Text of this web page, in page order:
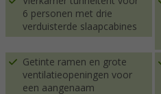
6 personen met drie
verduisterde slaapcabines
Getinte ramen en grote
ventilatieopeningen voor
een aangenaam